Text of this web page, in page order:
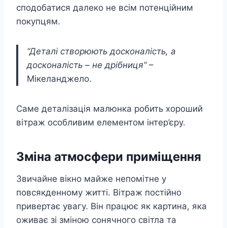
сподобатися далеко не всім потенційним
покупцям.
“Деталі створюють досконалість, а
досконалість – не дрібниця”–
Мікеланджело.
Саме деталізація малюнка робить хороший
вітраж особливим елементом інтер’єру.
Зміна атмосфери приміщення
Звичайне вікно майже непомітне у
повсякденному житті. Вітраж постійно
привертає увагу. Він працює як картина, яка
оживає зі зміною сонячного світла та